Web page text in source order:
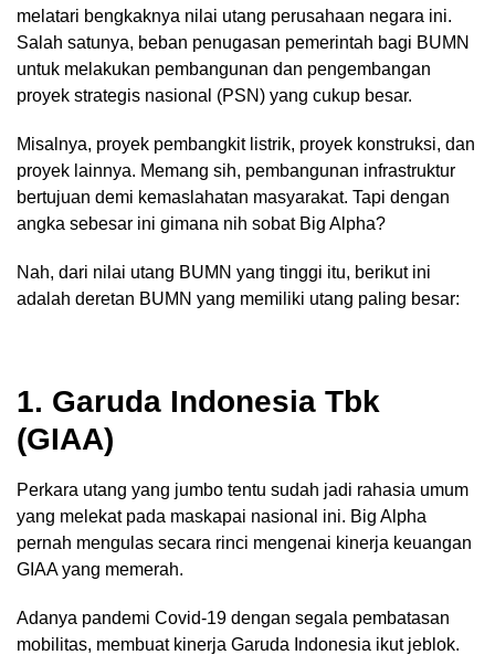
melatari bengkaknya nilai utang perusahaan negara ini.
Salah satunya, beban penugasan pemerintah bagi BUMN
untuk melakukan pembangunan dan pengembangan
proyek strategis nasional (PSN) yang cukup besar.
Misalnya, proyek pembangkit listrik, proyek konstruksi, dan
proyek lainnya. Memang sih, pembangunan infrastruktur
bertujuan demi kemaslahatan masyarakat. Tapi dengan
angka sebesar ini gimana nih sobat Big Alpha?
Nah, dari nilai utang BUMN yang tinggi itu, berikut ini
adalah deretan BUMN yang memiliki utang paling besar:
1. Garuda Indonesia Tbk
(GIAA)
Perkara utang yang jumbo tentu sudah jadi rahasia umum
yang melekat pada maskapai nasional ini. Big Alpha
pernah mengulas secara rinci mengenai kinerja keuangan
GIAA yang memerah.
Adanya pandemi Covid-19 dengan segala pembatasan
mobilitas, membuat kinerja Garuda Indonesia ikut jeblok.